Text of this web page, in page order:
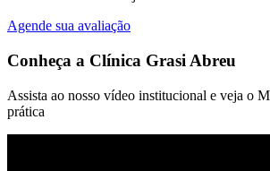
Agende sua avaliação
Conheça a Clínica Grasi Abreu
Assista ao nosso vídeo institucional e veja o
prática